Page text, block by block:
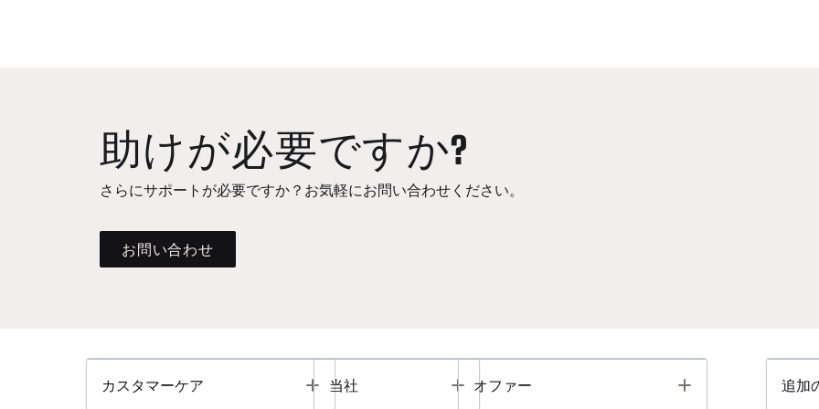
助けが必要ですか?
さらにサポートが必要ですか？お気軽にお問い合わせください。
お問い合わせ
カスタマーケア Toggle
当社 Toggle
オファー Toggle 追加